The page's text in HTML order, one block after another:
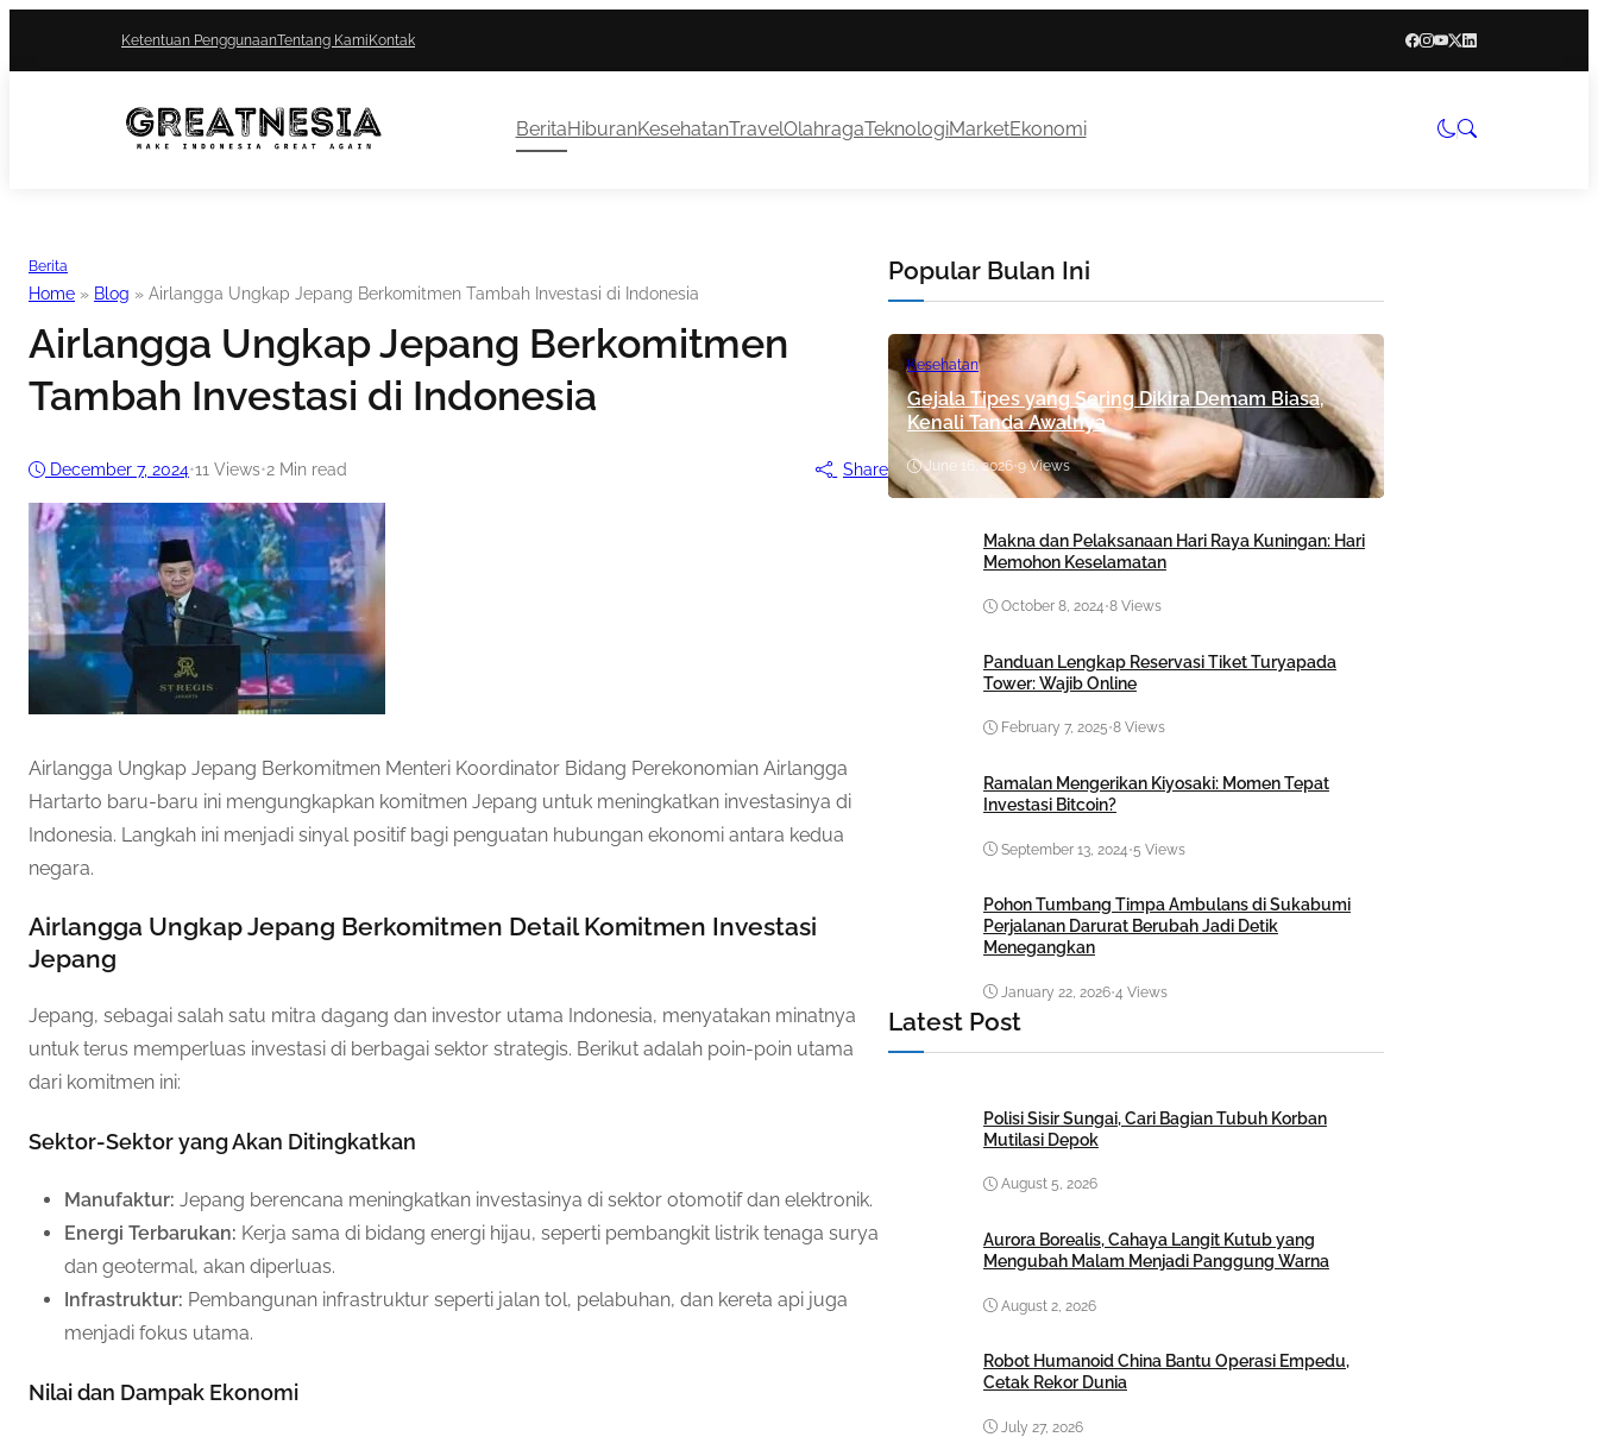
Ketentuan PenggunaanTentang KamiKontak
BeritaHiburanKesehatanTravelOlahragaTeknologiMarketEkonomi
Berita
Home » Blog » Airlangga Ungkap Jepang Berkomitmen Tambah Investasi di Indonesia
Airlangga Ungkap Jepang Berkomitmen
Tambah Investasi di Indonesia
December 7, 2024•11 Views•2 Min read Share
Airlangga Ungkap Jepang Berkomitmen Menteri Koordinator Bidang Perekonomian Airlangga
Hartarto baru-baru ini mengungkapkan komitmen Jepang untuk meningkatkan investasinya di
Indonesia. Langkah ini menjadi sinyal positif bagi penguatan hubungan ekonomi antara kedua
negara.
Airlangga Ungkap Jepang Berkomitmen Detail Komitmen Investasi
Jepang
Jepang, sebagai salah satu mitra dagang dan investor utama Indonesia, menyatakan minatnya
untuk terus memperluas investasi di berbagai sektor strategis. Berikut adalah poin-poin utama
dari komitmen ini:
Sektor-Sektor yang Akan Ditingkatkan
Manufaktur: Jepang berencana meningkatkan investasinya di sektor otomotif dan elektronik.
Energi Terbarukan: Kerja sama di bidang energi hijau, seperti pembangkit listrik tenaga surya
dan geotermal, akan diperluas.
Infrastruktur: Pembangunan infrastruktur seperti jalan tol, pelabuhan, dan kereta api juga
menjadi fokus utama.
Nilai dan Dampak Ekonomi
Popular Bulan Ini
Kesehatan
Gejala Tipes yang Sering Dikira Demam Biasa,
Kenali Tanda Awalnya
June 16, 2026•9 Views
Makna dan Pelaksanaan Hari Raya Kuningan: Hari
Memohon Keselamatan
October 8, 2024•8 Views
Panduan Lengkap Reservasi Tiket Turyapada
Tower: Wajib Online
February 7, 2025•8 Views
Ramalan Mengerikan Kiyosaki: Momen Tepat
Investasi Bitcoin?
September 13, 2024 •5 Views
Pohon Tumbang Timpa Ambulans di Sukabumi
Perjalanan Darurat Berubah Jadi Detik
Menegangkan
January 22, 2026•4 Views
Latest Post
Polisi Sisir Sungai, Cari Bagian Tubuh Korban
Mutilasi Depok
August 5, 2026
Aurora Borealis, Cahaya Langit Kutub yang
Mengubah Malam Menjadi Panggung Warna
August 2, 2026
Robot Humanoid China Bantu Operasi Empedu,
Cetak Rekor Dunia
July 27, 2026